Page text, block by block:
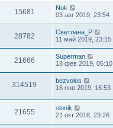
15681
Nok
03 авг 2019, 23:54
28782
Светлана_P
11 май 2019, 23:15
21666
Superman
18 фев 2019, 05:10
314519
bezvolos
16 янв 2019, 16:53
21655
slonik
21 окт 2018, 23:26